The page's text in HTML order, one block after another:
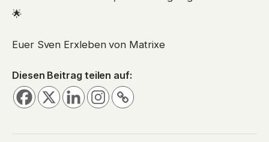
🌟
Euer Sven Erxleben von Matrixe
Diesen Beitrag teilen auf: